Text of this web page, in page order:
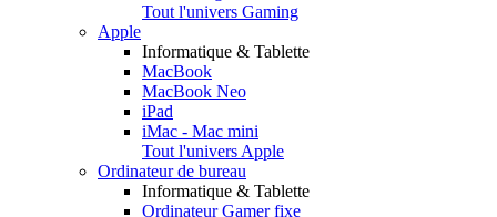
Tout l'univers Gaming
Apple
Informatique & Tablette
MacBook
MacBook Neo
iPad
iMac - Mac mini
Tout l'univers Apple
Ordinateur de bureau
Informatique & Tablette
Ordinateur Gamer fixe